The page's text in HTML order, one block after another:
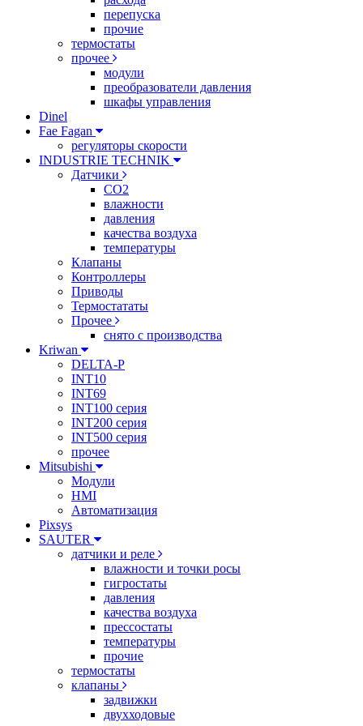
перепуска
прочие
термостаты
прочее
модули
преобразователи давления
шкафы управления
Dinel
Fae Fagan
регуляторы скорости
INDUSTRIE TECHNIK
Датчики
CO2
влажности
давления
качества воздуха
температуры
Клапаны
Контроллеры
Приводы
Термостататы
Прочее
снято с производства
Kriwan
DELTA-P
INT10
INT69
INT100 серия
INT200 серия
INT500 серия
прочее
Mitsubishi
Модули
HMI
Автоматизация
Pixsys
SAUTER
датчики и реле
влажности и точки росы
гигростаты
давления
качества воздуха
прессостаты
температуры
прочие
термостаты
клапаны
задвижки
двухходовые